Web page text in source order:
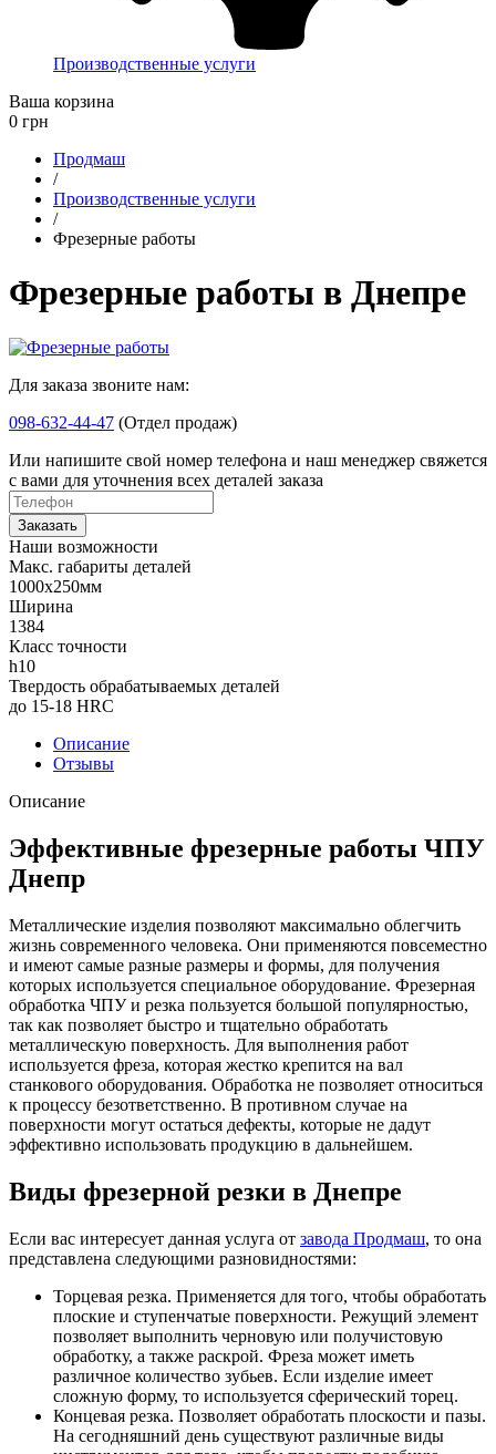
Производственные услуги
Ваша корзина
0 грн
Продмаш
/
Производственные услуги
/
Фрезерные работы
Фрезерные работы в Днепре
Для заказа звоните нам:
098-632-44-47 (Отдел продаж)
Или напишите свой номер телефона и наш менеджер свяжется
с вами для уточнения всех деталей заказа
Заказать
Наши возможности
Макс. габариты деталей
1000х250мм
Ширина
1384
Класс точности
h10
Твердость обрабатываемых деталей
до 15-18 HRC
Описание
Отзывы
Описание
Эффективные фрезерные работы ЧПУ
Днепр
Металлические изделия позволяют максимально облегчить
жизнь современного человека. Они применяются повсеместно
и имеют самые разные размеры и формы, для получения
которых используется специальное оборудование. Фрезерная
обработка ЧПУ и резка пользуется большой популярностью,
так как позволяет быстро и тщательно обработать
металлическую поверхность. Для выполнения работ
используется фреза, которая жестко крепится на вал
станкового оборудования. Обработка не позволяет относиться
к процессу безответственно. В противном случае на
поверхности могут остаться дефекты, которые не дадут
эффективно использовать продукцию в дальнейшем.
Виды фрезерной резки в Днепре
Если вас интересует данная услуга от завода Продмаш, то она
представлена следующими разновидностями:
Торцевая резка. Применяется для того, чтобы обработать
плоские и ступенчатые поверхности. Режущий элемент
позволяет выполнить черновую или получистовую
обработку, а также раскрой. Фреза может иметь
различное количество зубьев. Если изделие имеет
сложную форму, то используется сферический торец.
Концевая резка. Позволяет обработать плоскости и пазы.
На сегодняшний день существуют различные виды